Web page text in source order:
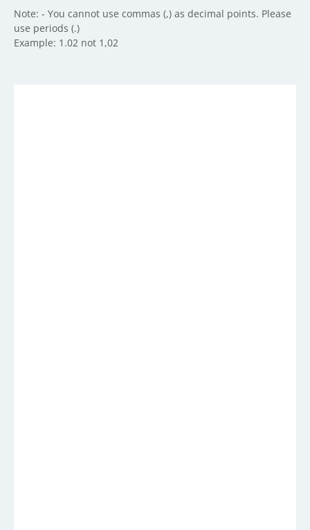
Note: - You cannot use commas (,) as decimal points. Please
use periods (.)
Example: 1.02 not 1,02